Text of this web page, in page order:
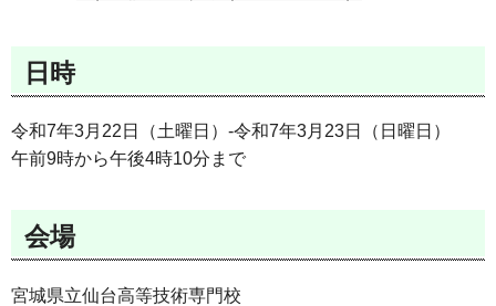
日時
令和7年3月22日（土曜日）-令和7年3月23日（日曜日）​
午前9時から午後4時10分まで
会場
宮城県立仙台高等技術専門校